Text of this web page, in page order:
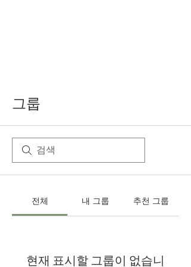
그룹
전체 내 그룹 추천 그룹
현재 표시할 그룹이 없습니